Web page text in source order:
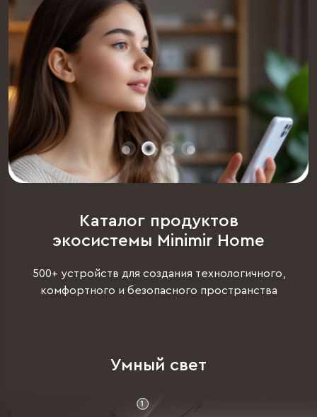
Каталог продуктов
экосистемы Minimir Home
500+ устройств для создания технологичного,
комфортного и безопасного пространства
Умный свет